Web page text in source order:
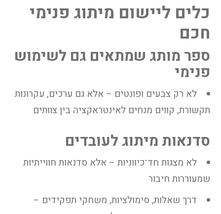
כלים ליישום מיתוג פנימי
חכם
ספר מותג שמתאים גם לשימוש
פנימי
לא רק צבעים ופונטים – אלא גם ערכים, עקרונות
תקשורת, קווים מנחים לאינטראקציה בין צוותים
סדנאות מיתוג לעובדים
לא מצגות חד־כיווניות – אלא סדנאות חווייתיות
שמעוררות חיבור
דרך שאלות, סימולציות, משחקי תפקידים –